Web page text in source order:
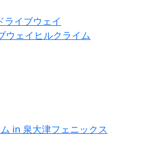
ライブウェイ
ウェイヒルクライム
in 泉大津フェニックス